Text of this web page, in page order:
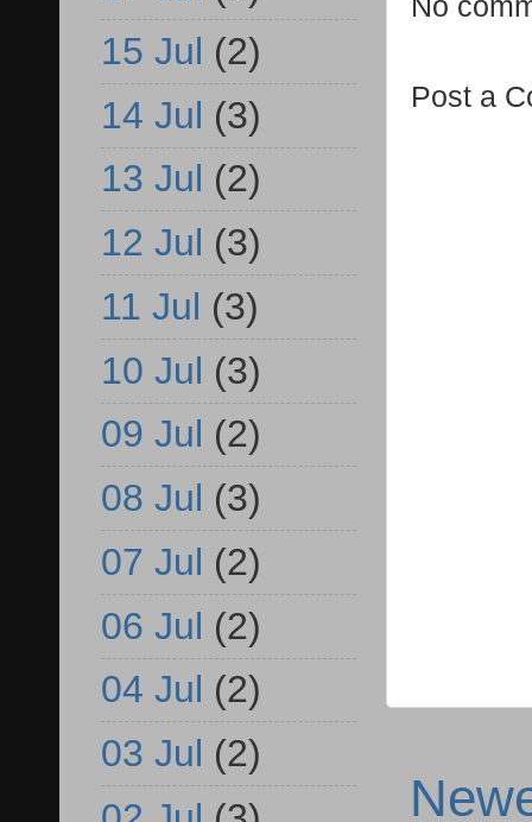
Post a
15 Jul (2)
14 Jul (3)
13 Jul (2)
12 Jul (3)
11 Jul (3)
10 Jul (3)
09 Jul (2)
08 Jul (3)
07 Jul (2)
06 Jul (2)
04 Jul (2)
03 Jul (2)